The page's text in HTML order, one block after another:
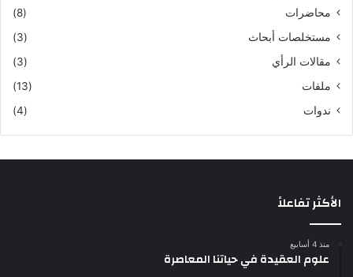
محاضرات
(8)
مستخلصات أبحاث
(3)
مقالات الرأي
(3)
ملفات
(13)
ندوات
(4)
الأكثر تفاعلاً
منذ 4 أسابيع
علوم العقيدة في حياتنا المعاصرة